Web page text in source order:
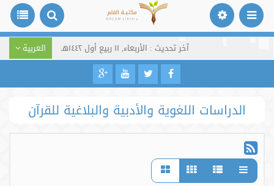
آخر تحديث : الأربعاء, ١١ ربيع أول ١٤٤٢هـ العربية
الدراسات اللغوية والأدبية والبلاغية للقرآن